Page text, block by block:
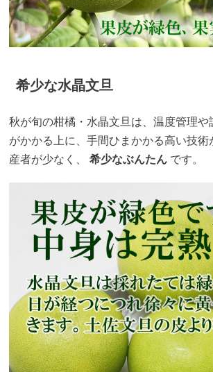
希少な水晶文旦
秋が旬の柑橘・水晶文旦は、温度管理や
がかかる上に、手間ひまかかる高い技術
産者が少なく、
希少なぶんたん です。